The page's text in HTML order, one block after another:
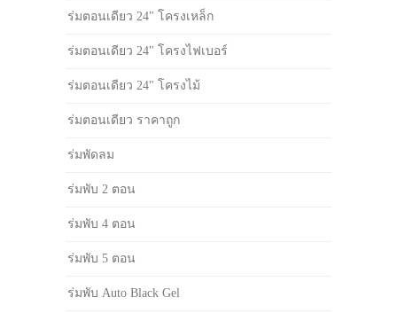
ร่มตอนเดียว 24" โครงเหล็ก
ร่มตอนเดียว 24" โครงไฟเบอร์
ร่มตอนเดียว 24" โครงไม้
ร่มตอนเดียว ราคาถูก
ร่มพัดลม
ร่มพับ 2 ตอน
ร่มพับ 4 ตอน
ร่มพับ 5 ตอน
ร่มพับ Auto Black Gel